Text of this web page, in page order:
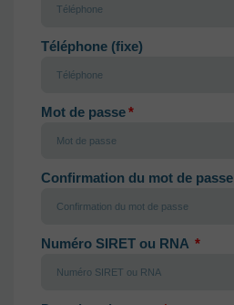
Téléphone (fixe)
Mot de passe
Confirmation du mot de passe
Numéro SIRET ou RNA